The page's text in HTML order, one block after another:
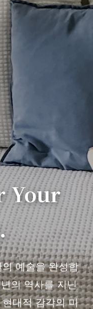
Your
예술을 완성합
의 역사를 지닌
대적 감각의 미